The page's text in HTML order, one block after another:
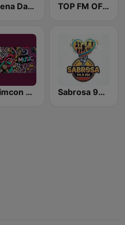
Cadena Dance Venezuela TOP FM OFICIAL
El Rimcon de la Salsa Sabrosa 99.9 FM